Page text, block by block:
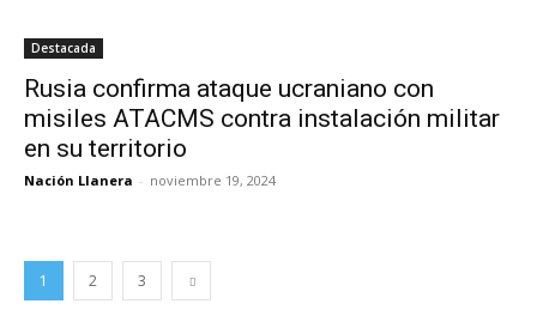
Destacada
Rusia confirma ataque ucraniano con
misiles ATACMS contra instalación militar
en su territorio
Nación Llanera - noviembre 19, 2024
1 2 3